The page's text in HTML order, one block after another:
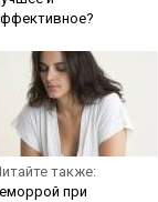
также:
при